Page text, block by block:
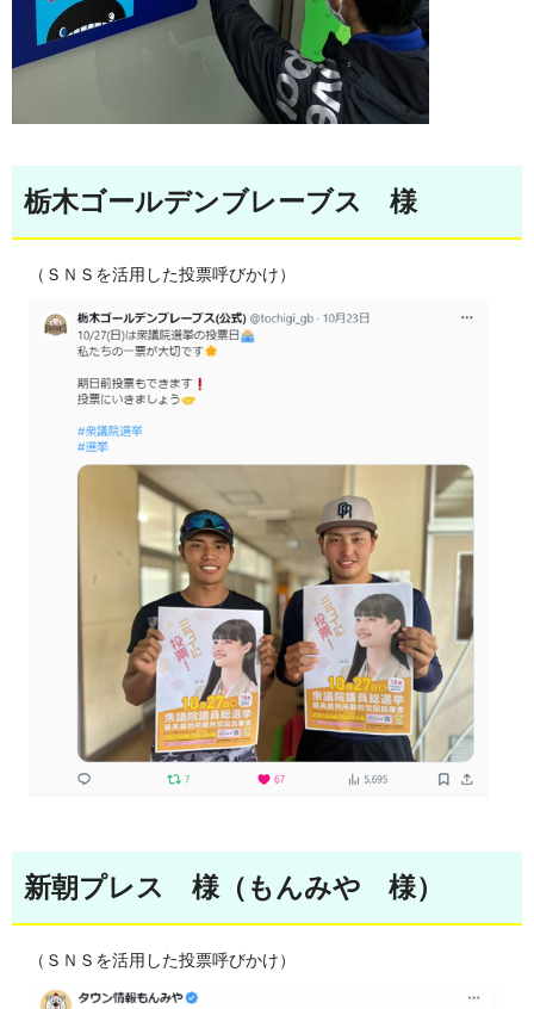
栃木ゴールデンブレーブス 様
（ＳＮＳを活用した投票呼びかけ）
新朝プレス 様（もんみや 様）
（ＳＮＳを活用した投票呼びかけ）